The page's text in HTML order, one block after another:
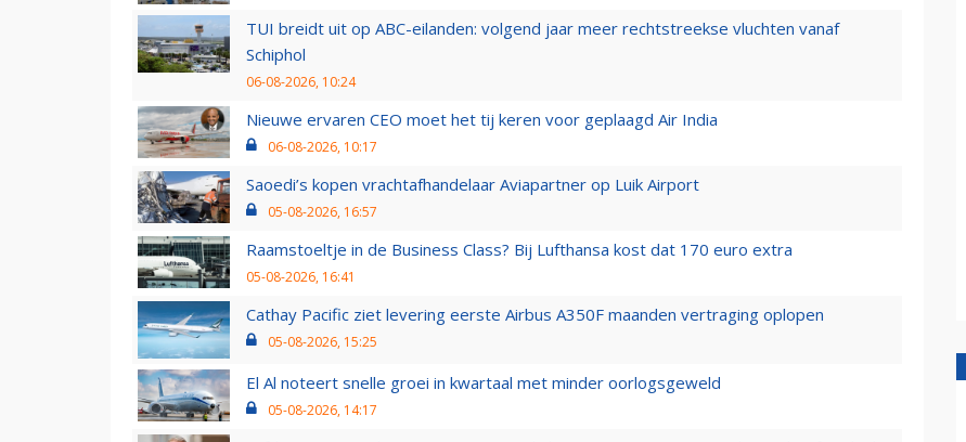
TUI breidt uit op ABC-eilanden: volgend jaar meer rechtstreekse vluchten vanaf
Schiphol
06-08-2026, 10:24
Nieuwe ervaren CEO moet het tij keren voor geplaagd Air India
06-08-2026, 10:17
Saoedi’s kopen vrachtafhandelaar Aviapartner op Luik Airport
05-08-2026, 16:57
Raamstoeltje in de Business Class? Bij Lufthansa kost dat 170 euro extra
05-08-2026, 16:41
Cathay Pacific ziet levering eerste Airbus A350F maanden vertraging oplopen
05-08-2026, 15:25
El Al noteert snelle groei in kwartaal met minder oorlogsgeweld
05-08-2026, 14:17